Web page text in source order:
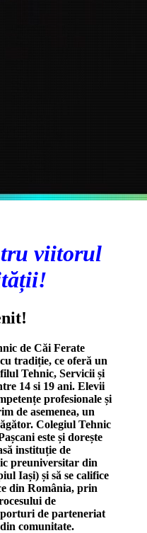
viitorul
de Căi Ferate
tradiție, ce oferă un
Tehnic, Servicii și
14 si 19 ani. Elevii
profesionale și
de asemenea, un
Colegiul Tehnic
este și dorește
instituție de
preuniversitar din
Iași) și să se califice
din România, prin
de
de parteneriat
comunitate.